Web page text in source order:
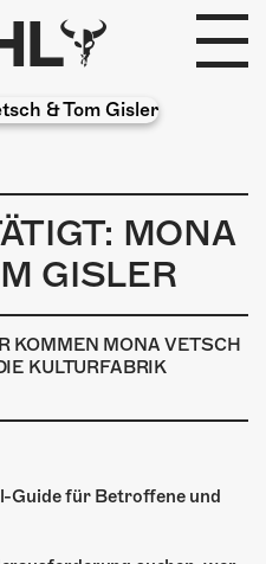
MONA
GISLER
KOMMEN MONA VETSCH
KULTURFABRIK
Guide für Betroffene und